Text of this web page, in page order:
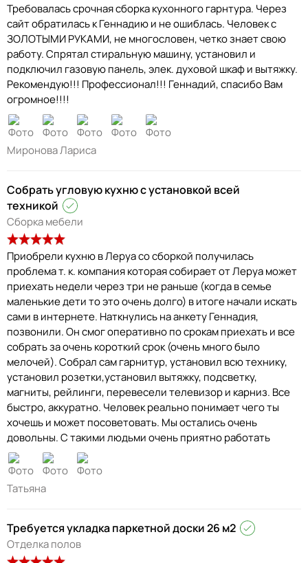
Требовалась срочная сборка кухонного гарнтура. Через
сайт обратилась к Геннадию и не ошиблась. Человек с
ЗОЛОТЫМИ РУКАМИ, не многословен, четко знает свою
работу. Спрятал стиральную машину, установил и
подключил газовую панель, элек. духовой шкаф и вытяжку.
Рекомендую!!! Профессионал!!! Геннадий, спасибо Вам
огромное!!!!
Миронова Лариса
Собрать угловую кухню с установкой всей
техникой
Сборка мебели
Приобрели кухню в Леруа со сборкой получилась
проблема т. к. компания которая собирает от Леруа может
приехать недели через три не раньше (когда в семье
маленькие дети то это очень долго) в итоге начали искать
сами в интернете. Наткнулись на анкету Геннадия,
позвонили. Он смог оперативно по срокам приехать и все
собрать за очень короткий срок (очень много было
мелочей). Собрал сам гарнитур, установил всю технику,
установил розетки,установил вытяжку, подсветку,
магниты, рейлинги, перевесели телевизор и карниз. Все
быстро, аккуратно. Человек реально понимает чего ты
хочешь и может посоветовать. Мы остались очень
довольны. С такими людьми очень приятно работать
Татьяна
Требуется укладка паркетной доски 26 м2
Отделка полов